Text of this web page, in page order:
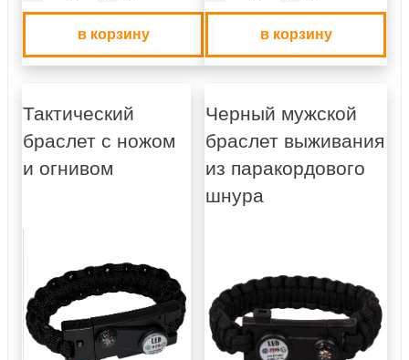
в корзину в корзину
Тактический
браслет с ножом
и огнивом
Черный мужской
браслет выживания
из паракордового
шнура